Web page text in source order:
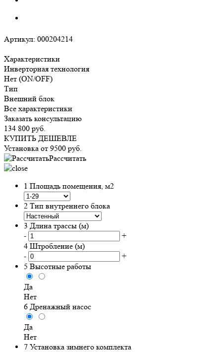
Артикул: 000204214
Характеристики
Инверторная технология
Нет (ON/OFF)
Тип
Внешний блок
Все характеристики
Заказать консультацию
134 800 руб.
КУПИТЬ ДЕШЕВЛЕ
Установка от 9500 руб.
Рассчитать
1 Площадь помещения, м2
2 Тип внутреннего блока
3 Длина трассы (м)
-
+
4 Штробление (м)
-
+
5 Высотные работы
Да
Нет
6 Дренажный насос
Да
Нет
7 Установка зимнего комплекта